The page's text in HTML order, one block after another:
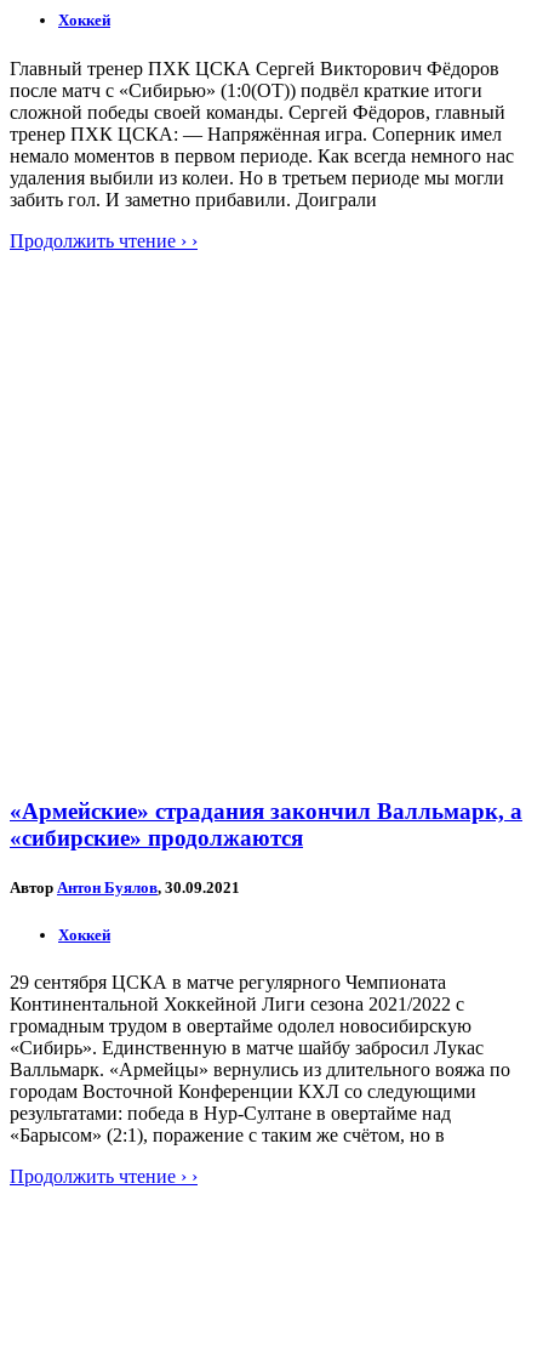
Хоккей
Главный тренер ПХК ЦСКА Сергей Викторович Фёдоров
после матч с «Сибирью» (1:0(ОТ)) подвёл краткие итоги
сложной победы своей команды. Сергей Фёдоров, главный
тренер ПХК ЦСКА: — Напряжённая игра. Соперник имел
немало моментов в первом периоде. Как всегда немного нас
удаления выбили из колеи. Но в третьем периоде мы могли
забить гол. И заметно прибавили. Доиграли
Продолжить чтение › ›
«Армейские» страдания закончил Валльмарк, а
«сибирские» продолжаются
Автор Антон Буялов, 30.09.2021
Хоккей
29 сентября ЦСКА в матче регулярного Чемпионата
Континентальной Хоккейной Лиги сезона 2021/2022 с
громадным трудом в овертайме одолел новосибирскую
«Сибирь». Единственную в матче шайбу забросил Лукас
Валльмарк. «Армейцы» вернулись из длительного вояжа по
городам Восточной Конференции КХЛ со следующими
результатами: победа в Нур-Султане в овертайме над
«Барысом» (2:1), поражение с таким же счётом, но в
Продолжить чтение › ›